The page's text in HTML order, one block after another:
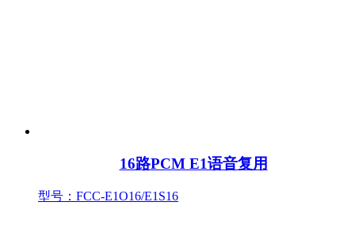
16路PCM E1语音复用
型号：FCC-E1O16/E1S16